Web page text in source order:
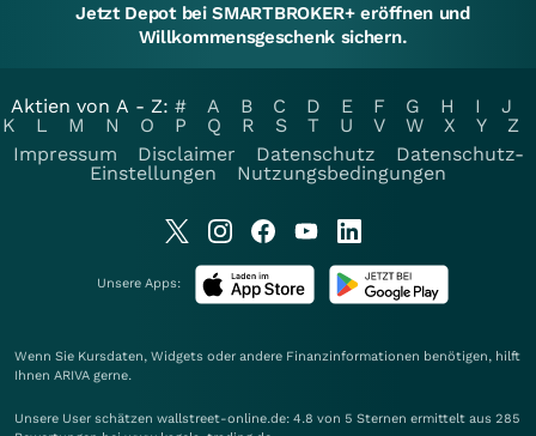
Jetzt Depot bei SMARTBROKER+ eröffnen und
Willkommensgeschenk sichern.
Aktien von A - Z: # A B C D E F G H I
J
K
L M N O P Q R S T U V W X Y
Z
Impressum
Disclaimer Datenschutz
Datenschutz-
Einstellungen
Nutzungsbedingungen
Unsere Apps:
Wenn Sie Kursdaten, Widgets oder andere Finanzinformationen benötigen, hilft
Ihnen ARIVA gerne.
Unsere User schätzen wallstreet-online.de: 4.8 von 5 Sternen ermittelt aus 285